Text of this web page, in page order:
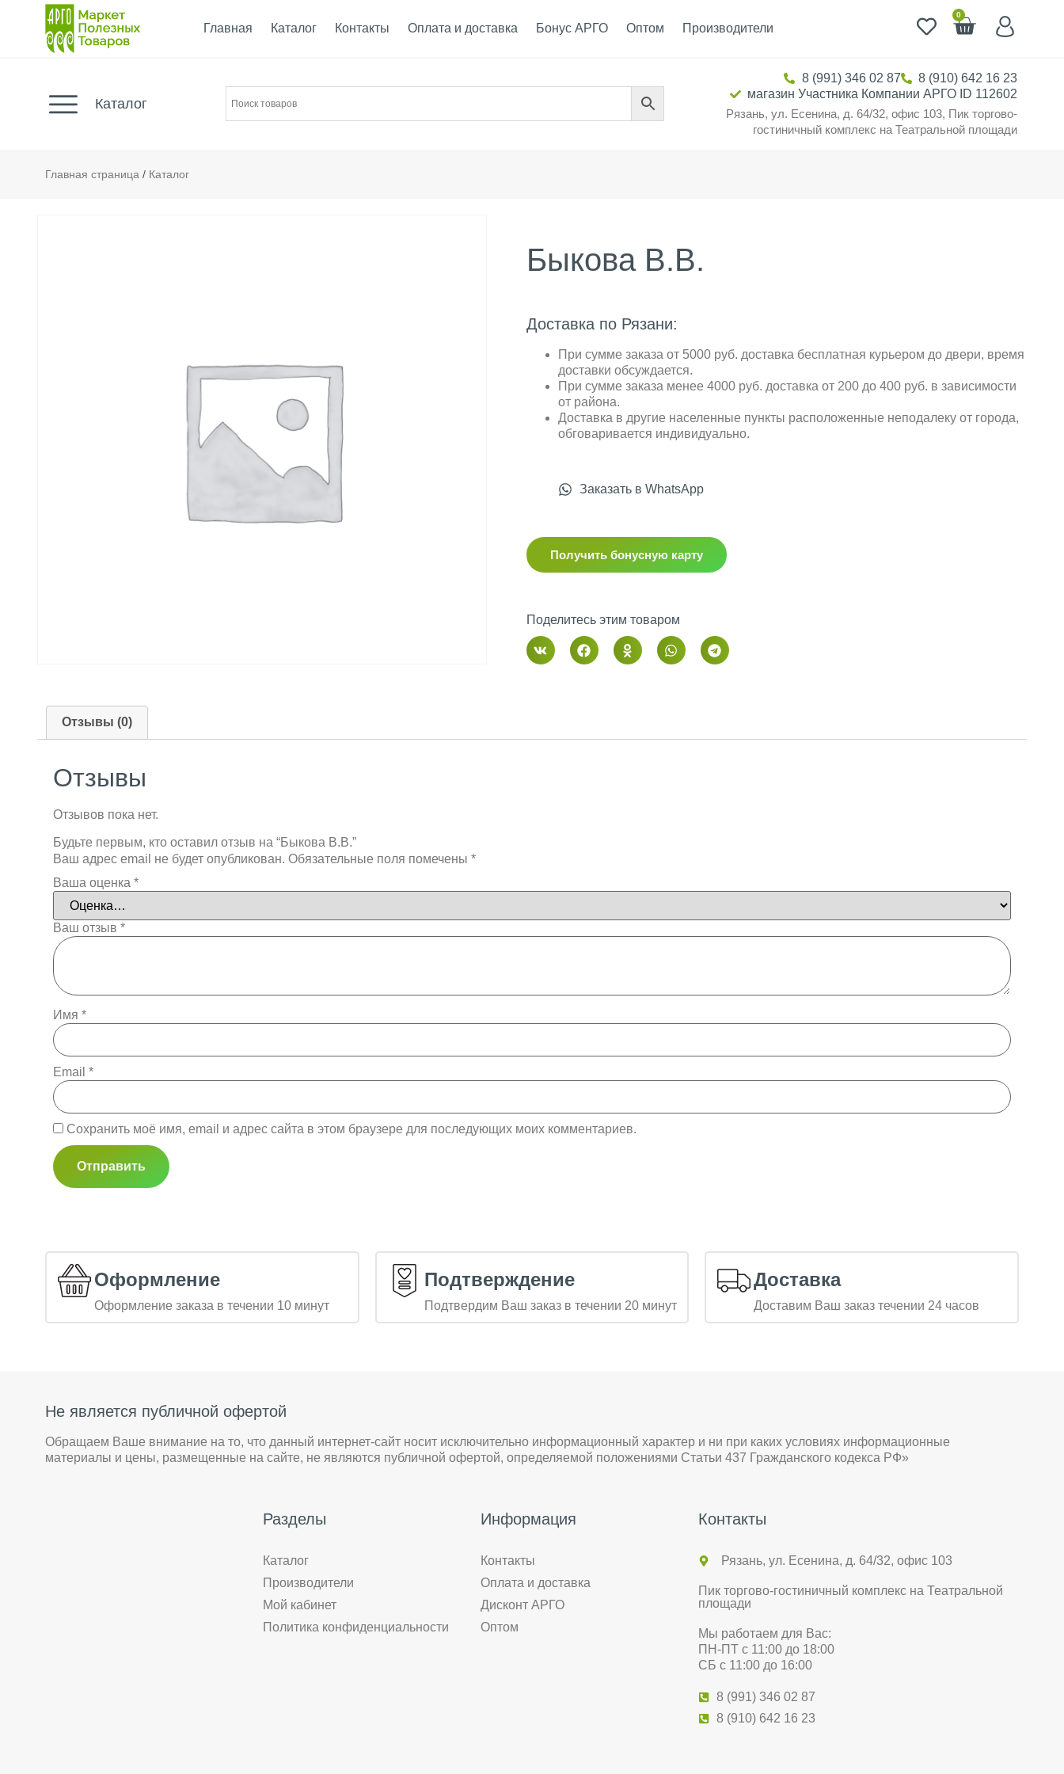
Главная Каталог Контакты Оплата и доставка Бонус АРГО Оптом Производители
0
Каталог
8 (991) 346 02 87
8 (910) 642 16 23
магазин Участника Компании АРГО ID 112602
Рязань, ул. Есенина, д. 64/32, офис 103, Пик торгово-
гостиничный комплекс на Театральной площади
Главная страница / Каталог
Быкова В.В.
Доставка по Рязани:
При сумме заказа от 5000 руб. доставка бесплатная курьером до двери, время
доставки обсуждается.
При сумме заказа менее 4000 руб. доставка от 200 до 400 руб. в зависимости
от района.
Доставка в другие населенные пункты расположенные неподалеку от города,
обговаривается индивидуально.
Заказать в WhatsApp
Получить бонусную карту
Поделитесь этим товаром
Отзывы (0)
Отзывы
Отзывов пока нет.
Будьте первым, кто оставил отзыв на “Быкова В.В.”
Ваш адрес email не будет опубликован. Обязательные поля помечены *
Ваша оценка *
Ваш отзыв *
Имя *
Email *
Сохранить моё имя, email и адрес сайта в этом браузере для последующих моих комментариев.
Оформление
Оформление заказа в течении 10 минут
Подтверждение
Подтвердим Ваш заказ в течении 20 минут
Доставка
Доставим Ваш заказ течении 24 часов
Не является публичной офертой
Обращаем Ваше внимание на то, что данный интернет-сайт носит исключительно информационный характер и ни при каких условиях информационные
материалы и цены, размещенные на сайте, не являются публичной офертой, определяемой положениями Статьи 437 Гражданского кодекса РФ»
Разделы
Каталог
Производители
Мой кабинет
Политика конфиденциальности
Информация
Контакты
Оплата и доставка
Дисконт АРГО
Оптом
Контакты
Рязань, ул. Есенина, д. 64/32, офис 103
Пик торгово-гостиничный комплекс на Театральной
площади
Мы работаем для Вас:
ПН-ПТ с 11:00 до 18:00
СБ с 11:00 до 16:00
8 (991) 346 02 87
8 (910) 642 16 23